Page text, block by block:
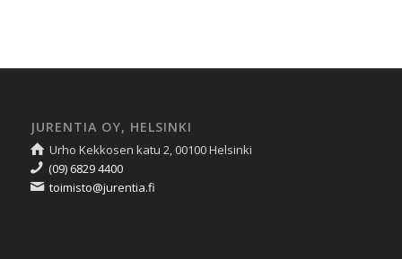
JURENTIA OY, HELSINKI
Urho Kekkosen katu 2, 00100 Helsinki
(09) 6829 4400
toimisto@jurentia.fi